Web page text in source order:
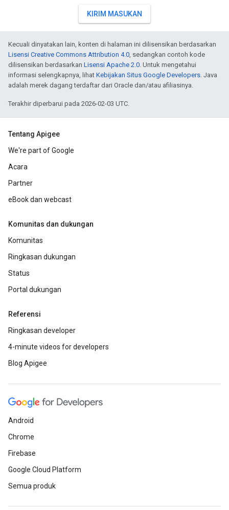
KIRIM MASUKAN
Kecuali dinyatakan lain, konten di halaman ini dilisensikan berdasarkan
Lisensi Creative Commons Attribution 4.0, sedangkan contoh kode
dilisensikan berdasarkan Lisensi Apache 2.0. Untuk mengetahui
informasi selengkapnya, lihat Kebijakan Situs Google Developers. Java
adalah merek dagang terdaftar dari Oracle dan/atau afiliasinya.
Terakhir diperbarui pada 2026-02-03 UTC.
Tentang Apigee
We're part of Google
Acara
Partner
eBook dan webcast
Komunitas dan dukungan
Komunitas
Ringkasan dukungan
Status
Portal dukungan
Referensi
Ringkasan developer
4-minute videos for developers
Blog Apigee
Android
Chrome
Firebase
Google Cloud Platform
Semua produk